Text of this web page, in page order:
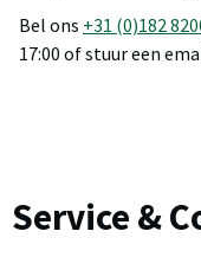
Bel ons +31 (0)182
17:00 of stuur een
Service &